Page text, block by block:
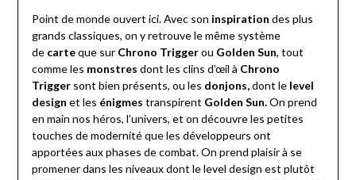
Point de monde ouvert ici. Avec son inspiration des plus
grands classiques, on y retrouve le même système
de carteque sur Chrono Triggerou Golden Sun, tout
comme les monstres dont les clins d’œil à Chrono
Triggersont bien présents, ou les donjons,dont le level
design et les énigmes transpirent Golden Sun.On prend
en main nos héros, l’univers, et on découvre les petites
touches de modernité que les développeurs ont
apportées aux phases de combat. On prend plaisir à se
promener dans les niveaux dont le level design est plutôt